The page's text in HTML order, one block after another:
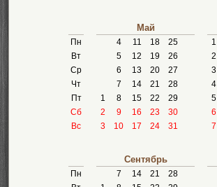
Пн
Вт
Ср
Чт
Пт
Сб
Вс
Май
4 11 18
25
5
12 19
26
6
13 20
27
7
14 21
28
1
8 15 22
29
2
9 16 23
30
3
10 17 24 31
1
2
3
4
5
6
7
Пн
Сентябрь
7 14 21
28